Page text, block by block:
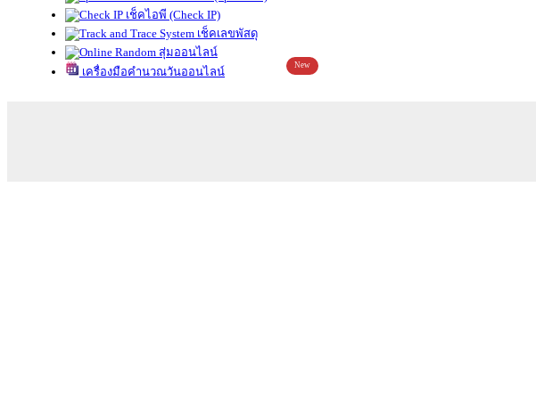
เช็คไอพี (Check IP)
เช็คเลขพัสดุ
สุ่มออนไลน์
เครื่องมือคำนวณวันออนไลน์
New